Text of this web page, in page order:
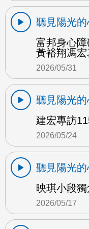
聽見陽光
富邦身心
黃裕翔馮
2026/05/31
聽見陽光
建宏專訪
2026/05/24
聽見陽光
映琪小段
2026/05/17